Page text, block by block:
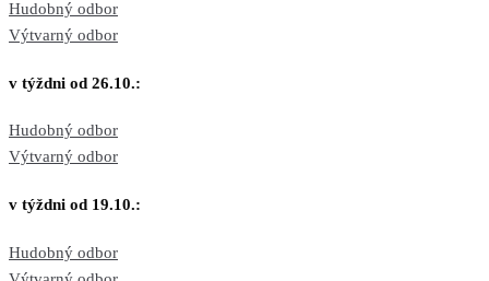
Hudobný odbor
Výtvarný odbor
v týždni od 26.10.:
Hudobný odbor
Výtvarný odbor
v týždni od 19.10.:
Hudobný odbor